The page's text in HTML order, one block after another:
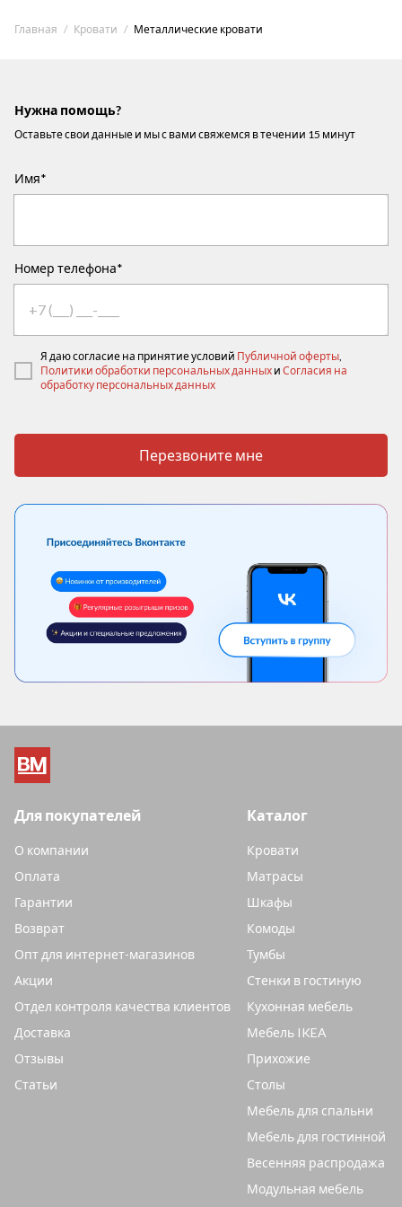
Главная Кровати Металлические кровати
Нужна помощь?
Оставьте свои данные и мы с вами свяжемся в течении 15 минут
Имя*
Номер телефона*
Я даю согласие на принятие условий Публичной оферты,
Политики обработки персональных данных и Согласия на
обработку персональных данных
Перезвоните мне
Каталог
Кровати
Матрасы
Шкафы
Комоды
Тумбы
Стенки в гостиную
Кухонная мебель
Мебель IKEA
Прихожие
Столы
Мебель для спальни
Мебель для гостинной
Весенняя распродажа
Модульная мебель
Для покупателей
О компании
Оплата
Гарантии
Возврат
Опт для интернет-магазинов
Акции
Отдел контроля качества клиентов
Доставка
Отзывы
Статьи